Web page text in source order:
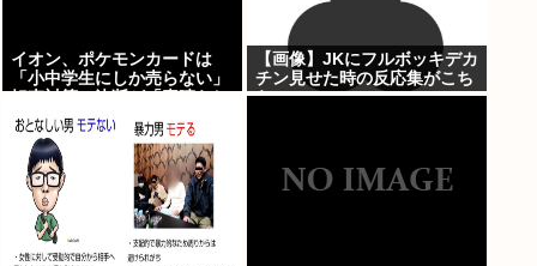
イオン、ポケモンカードは
「小中学生にしか売らない」
い」
【画像】JKにフルボッキデカ
チン見せた時の反応集がこち
らww